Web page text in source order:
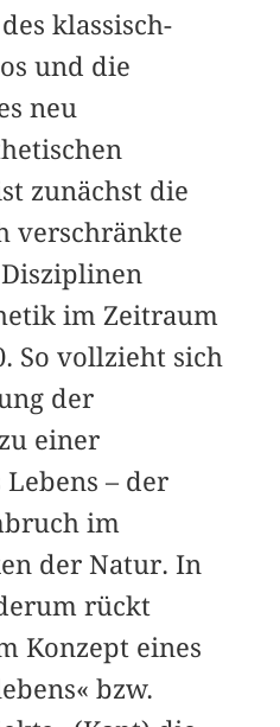
klassisch-
und die
neu
zunächst die
verschränkte
im Zeitraum
So vollzieht sich
der
einer
– der
im
der Natur. In
rückt
Konzept eines
bzw.